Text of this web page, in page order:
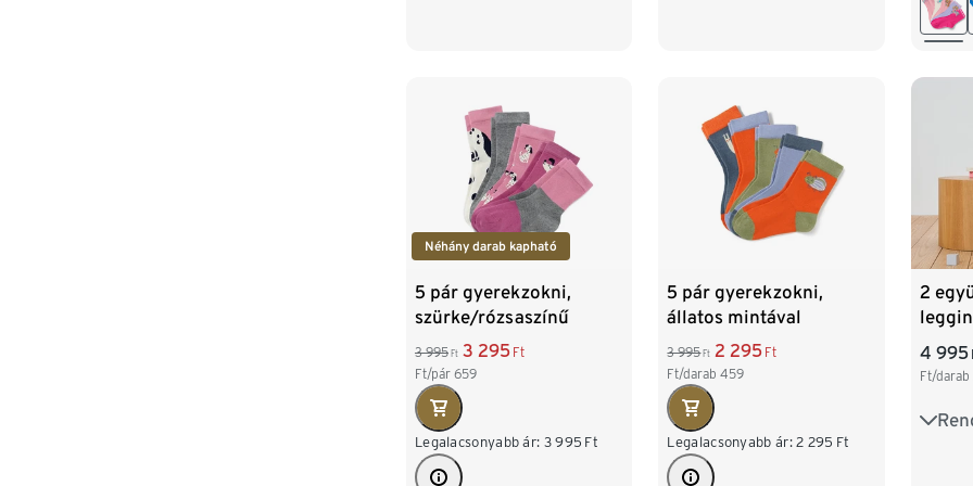
Néhány darab kapható
5 pár gyerekzokni,
szürke/rózsaszínű
3 995 Ft 3 295 Ft
Ft/pár 659
Legalacsonyabb ár: 3 995 Ft
5 pár gyerekzokni,
állatos mintával
3 995 Ft 2 295 Ft
Ft/darab459
Legalacsonyabb ár: 2 295 Ft
2
4 995
Ft/darab
62/